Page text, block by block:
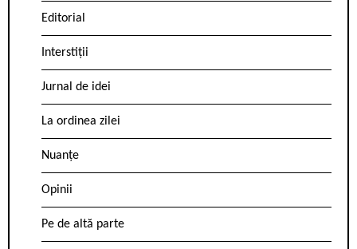
Editorial
Interstiții
Jurnal de idei
La ordinea zilei
Nuanțe
Opinii
Pe de altă parte